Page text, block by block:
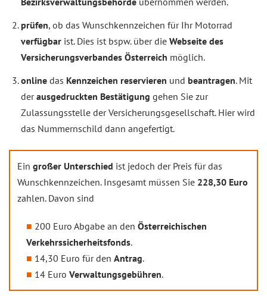
prüfen, ob das Wunschkennzeichen für Ihr Motorrad
verfügbar ist. Dies ist bspw. über die Webseite des
Versicherungsverbandes Österreich möglich.
online das Kennzeichen reservieren und beantragen. Mit
derausgedruckten Bestätigung gehen Sie zur
Zulassungsstelle der Versicherungsgesellschaft. Hier wird
das Nummernschild dann angefertigt.
Ein großer Unterschied ist jedoch der Preis für das
Wunschkennzeichen. Insgesamt müssen Sie 228,30 Euro
zahlen. Davon sind
200 Euro Abgabe an den Österreichischen
Verkehrssicherheitsfonds.
14,30 Euro für den Antrag.
14 Euro Verwaltungsgebühren.